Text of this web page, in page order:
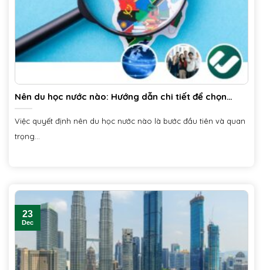
Nên du học nước nào: Hướng dẫn chi tiết để chọn
điểm đến lý tưởng
Việc quyết định nên du học nước nào là bước đầu tiên và quan
trọng...
23
Dec